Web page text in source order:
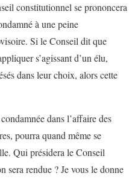
constitutionnel se prononcera
à une peine
Si le Conseil dit que
s’agissant d’un élu,
dans leur choix, alors cette
dans l’affaire des
pourra quand même se
Qui présidera le Conseil
sera rendue ? Je vous le donne